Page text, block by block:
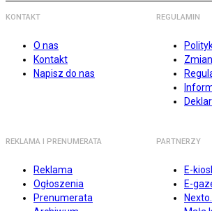
KONTAKT
O nas
Kontakt
Napisz do nas
REGULAMIN
REKLAMA I PRENUMERATA
Reklama
Ogłoszenia
Prenumerata
PARTNERZY
E-
E-